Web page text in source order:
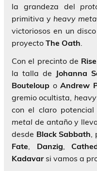
la grandeza del
primitiva y heavy
victoriosos en un
proyecto The Oath.
Con el precinto de
la talla de Johanna
Bouteloup o Andrew
gremio ocultista,
con el claro
metal de antaño y
desde Black Sabbath,
Fate, Danzig,
Kadavarsi vamos a